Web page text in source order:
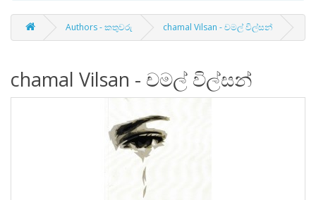
Authors - කතුවරු chamal Vilsan - චමල් විල්සන්
chamal Vilsan - චමල් විල්සන්